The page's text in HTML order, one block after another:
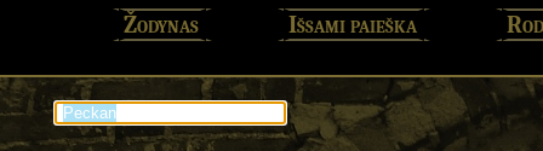
Žodynas Išsami paieška